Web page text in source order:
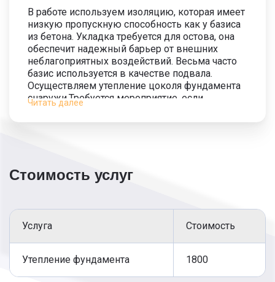
Читать далее
В работе используем изоляцию, которая имеет
низкую пропускную способность как у базиса
из бетона. Укладка требуется для остова, она
обеспечит надежный барьер от внешних
неблагоприятных воздействий. Весьма часто
базис используется в качестве подвала.
Осуществляем утепление цоколя фундамента
снаружи.Требуется мероприятие, если
сооружение установлена на сваях.
барьер от неблагоприятных последствий
Этапы:
Очищают стены до основания, у строящихся
построек, убирают опалубку.
Стоимость услуг
Услуга Стоимость
Утепление фундамента 1800